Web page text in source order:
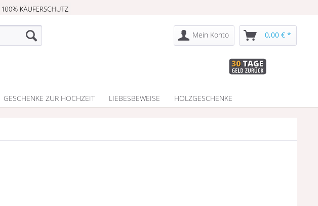
Mein Konto 0,00 € *
GESCHENKE ZUR HOCHZEIT LIEBESBEWEISE HOLZGESCHENKE